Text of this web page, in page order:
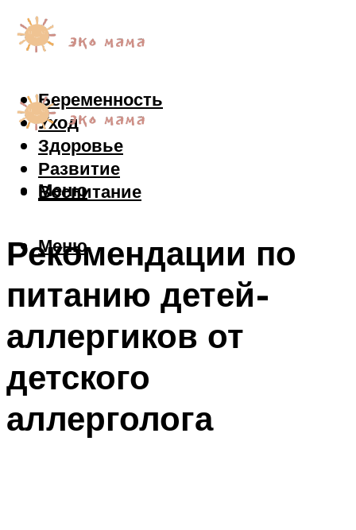
Беременность
Уход
Здоровье
Развитие
Воспитание
Меню
Меню
Рекомендации по
питанию детей-
аллергиков от
детского
аллерголога